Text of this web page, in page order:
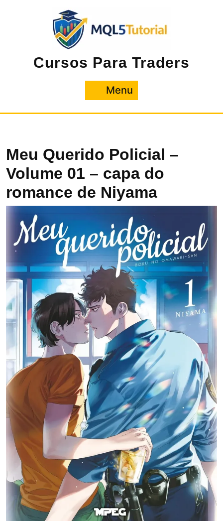
Cursos Para Traders
Menu
Meu Querido Policial –
Volume 01 – capa do
romance de Niyama